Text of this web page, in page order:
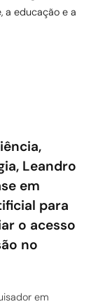
a educação e a
Leandro
em
para
o acesso
no
em